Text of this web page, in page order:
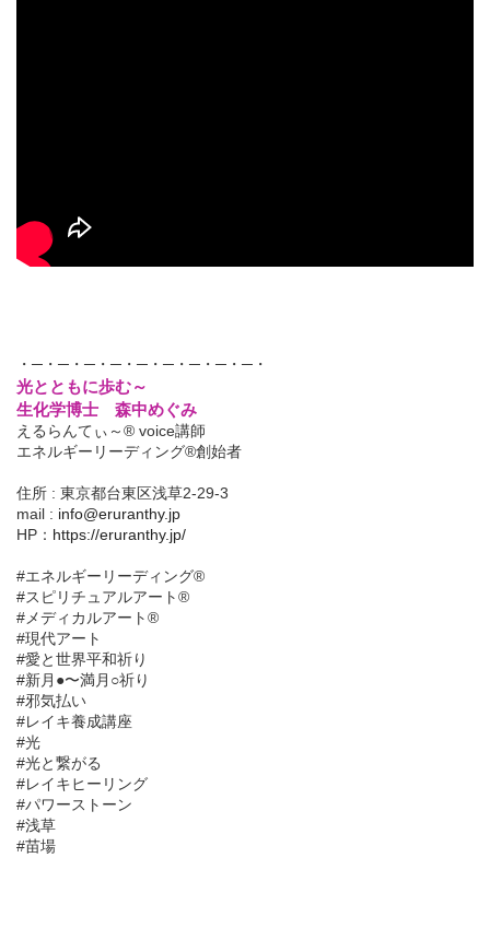
・─・─・─・─・─・─・─・─・─・
光とともに歩む～
生化学博士 森中めぐみ
えるらんてぃ～® voice講師
エネルギーリーディング®創始者
住所 : 東京都台東区浅草2-29-3
mail : info@eruranthy.jp
HP： https://eruranthy.jp/
#エネルギーリーディング®︎
#スピリチュアルアート®︎
#メディカルアート®︎
#現代アート
#愛と世界平和祈り
#新月●〜満月○祈り
#邪気払い
#レイキ養成講座
#光
#光と繋がる
#レイキヒーリング
#パワーストーン
#浅草
#苗場